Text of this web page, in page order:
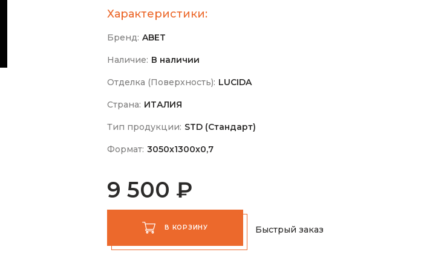
Характеристики:
Бренд: ABET
Наличие: В наличии
Отделка (Поверхность): LUCIDA
Страна: ИТАЛИЯ
Тип продукции: STD (Стандарт)
Формат: 3050х1300х0,7
9 500 ₽
В КОРЗИНУ Быстрый заказ